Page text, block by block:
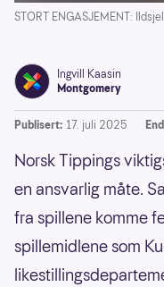
STORT ENGASJEMENT:
Ingvill Kaasin
Montgomery
Publisert: 17. juli 2025
Norsk Tippings
en ansvarlig måte.
fra spillene komme
spillemidlene som